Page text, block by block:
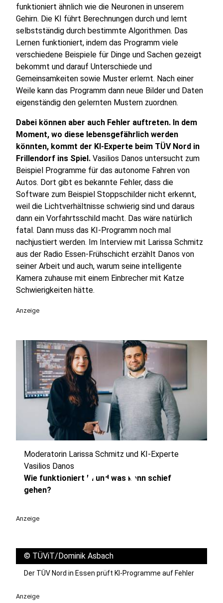
funktioniert ähnlich wie die Neuronen in unserem
Gehirn. Die KI führt Berechnungen durch und lernt
selbstständig durch bestimmte Algorithmen. Das
Lernen funktioniert, indem das Programm viele
verschiedene Beispiele für Dinge und Sachen gezeigt
bekommt und darauf Unterschiede und
Gemeinsamkeiten sowie Muster erlernt. Nach einer
Weile kann das Programm dann neue Bilder und Daten
eigenständig den gelernten Mustern zuordnen.
Dabei können aber auch Fehler auftreten. In dem
Moment, wo diese lebensgefährlich werden
könnten, kommt der KI-Experte beim TÜV Nord in
Frillendorf ins Spiel. Vasilios Danos untersucht zum
Beispiel Programme für das autonome Fahren von
Autos. Dort gibt es bekannte Fehler, dass die
Software zum Beispiel Stoppschilder nicht erkennt,
weil die Lichtverhältnisse schwierig sind und daraus
dann ein Vorfahrtsschild macht. Das wäre natürlich
fatal. Dann muss das KI-Programm noch mal
nachjustiert werden. Im Interview mit Larissa Schmitz
aus der Radio Essen-Frühschicht erzählt Danos von
seiner Arbeit und auch, warum seine intelligente
Kamera zuhause mit einem Einbrecher mit Katze
Schwierigkeiten hätte.
Anzeige
play_circle
Moderatorin Larissa Schmitz und KI-Experte
Vasilios Danos
Wie funktioniert KI und was kann schief
gehen?
Anzeige
© TÜViT/Dominik Asbach
Der TÜV Nord in Essen prüft KI-Programme auf Fehler
Anzeige